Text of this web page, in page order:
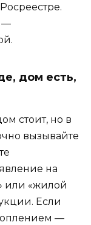
—
дом есть,
стоит, но в
вызывайте
на
или «жилой
Если
—